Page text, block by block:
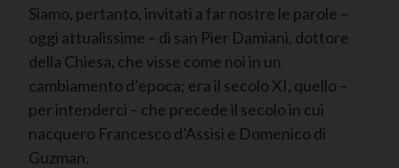
Siamo, pertanto, invitati a far nostre le parole –
oggi attualissime – di san Pier Damiani, dottore
della Chiesa, che visse come noi in un
cambiamento d’epoca; era il secolo XI, quello –
per intenderci – che precede il secolo in cui
nacquero Francesco d’Assisi e Domenico di
Guzman.